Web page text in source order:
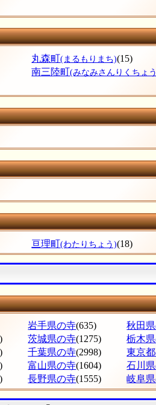
丸森町(まるもりまち)(15)
南三陸町(みなみさんりくちょ
亘理町(わたりちょう)(18)
岩手県の寺(635) 秋田
茨城県の寺(1275) 栃木
千葉県の寺(2998) 東京
富山県の寺(1604) 石川
長野県の寺(1555) 岐阜